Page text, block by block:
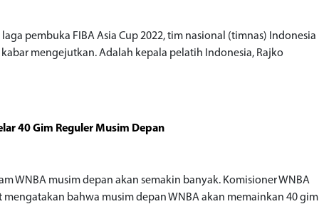
pembuka FIBA Asia Cup 2022, tim nasional (timnas) Indonesia
mengejutkan. Adalah kepala pelatih Indonesia, Rajko
40 Gim Reguler Musim Depan
WNBA musim depan akan semakin banyak. Komisioner WNBA
mengatakan bahwa musim depan WNBA akan memainkan 40 gim